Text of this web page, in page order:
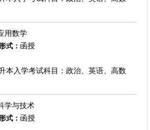
用数学
式： 函授
本入学考试科目：政治、英语、高数
学与技术
式： 函授